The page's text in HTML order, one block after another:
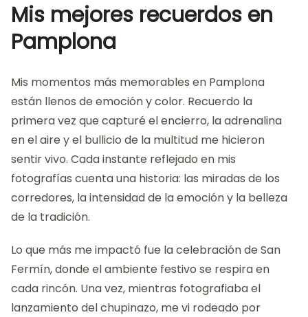
Mis mejores recuerdos en
Pamplona
Mis momentos más memorables en Pamplona
están llenos de emoción y color. Recuerdo la
primera vez que capturé el encierro, la adrenalina
en el aire y el bullicio de la multitud me hicieron
sentir vivo. Cada instante reflejado en mis
fotografías cuenta una historia: las miradas de los
corredores, la intensidad de la emoción y la belleza
de la tradición.
Lo que más me impactó fue la celebración de San
Fermín, donde el ambiente festivo se respira en
cada rincón. Una vez, mientras fotografiaba el
lanzamiento del chupinazo, me vi rodeado por